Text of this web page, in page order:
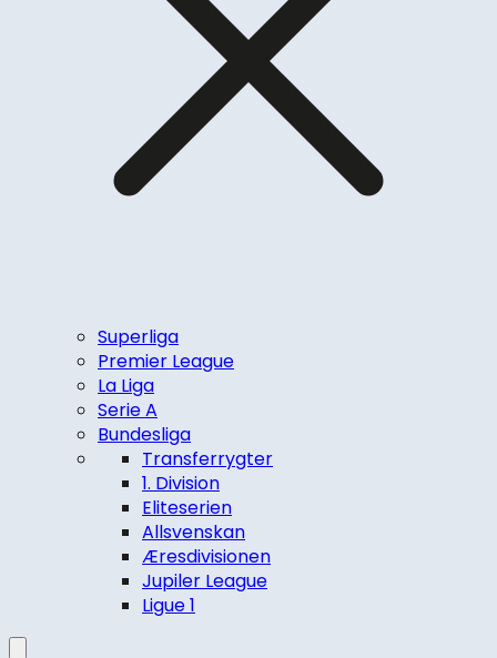
Superliga
Premier League
La Liga
Serie A
Bundesliga
Transferrygter
1. Division
Eliteserien
Allsvenskan
Æresdivisionen
Jupiler League
Ligue 1